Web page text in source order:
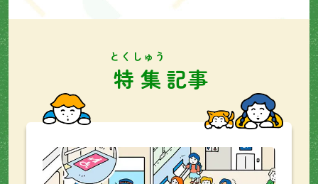
特集
とくしゅう
記事